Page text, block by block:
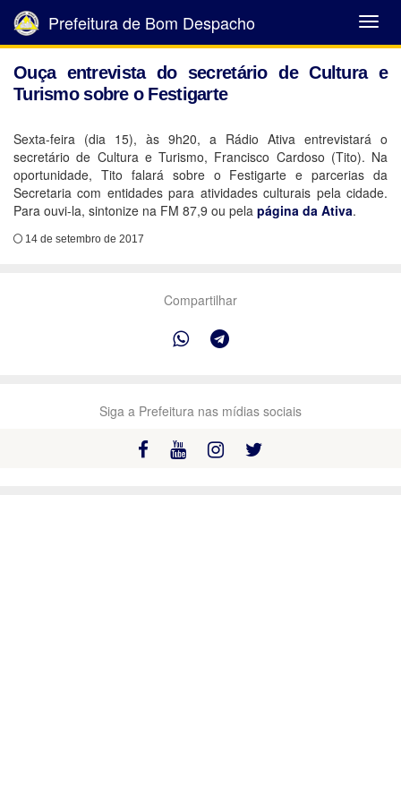
Abrir
Menu
Prefeitura de Bom Despacho
Ouça entrevista do secretário de Cultura e
Turismo sobre o Festigarte
Sexta-feira (dia 15), às 9h20, a Rádio Ativa entrevistará o
secretário de Cultura e Turismo, Francisco Cardoso (Tito). Na
oportunidade, Tito falará sobre o Festigarte e parcerias da
Secretaria com entidades para atividades culturais pela cidade.
Para ouvi-la, sintonize na FM 87,9 ou pela página da Ativa.
14 de setembro de 2017
Compartilhar
Siga a Prefeitura nas mídias sociais